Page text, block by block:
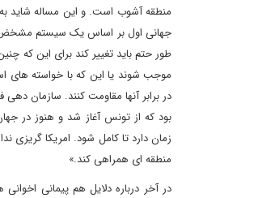
منطقه آشوب است. و این مساله شاید
جهانی اول بر اساس یک سیستم مشخض
طور حتم باید تغییر کند برای این که
موجب شوند یا این که با خواسته های
در برابر آنها مقاومت کنند. سازمان
بود که از تونس آغاز شد و هنوز در
زمان دارد تا کامل شود. امریکا
منطقه ای همراهی کند.»
در آخر درباره دلایل هم پیمانی